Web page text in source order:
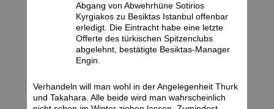
Abgang von Abwehrhüne Sotirios
Kyrgiakos zu Besiktas Istanbul offenbar
erledigt. Die Eintracht habe eine letzte
Offerte des türkischen Spitzenclubs
abgelehnt, bestätigte Besiktas-Manager
Engin.
Verhandeln will man wohl in der Angelegenheit Thurk
und Takahara. Alle beide wird man wahrscheinlich